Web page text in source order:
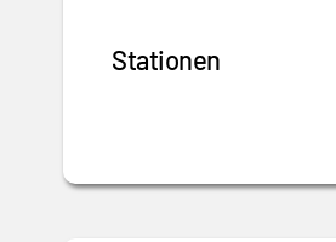
Stationen